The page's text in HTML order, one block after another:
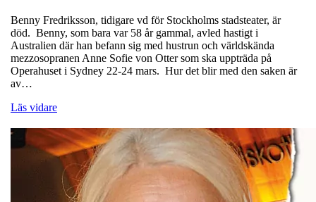
Benny Fredriksson, tidigare vd för Stockholms stadsteater, är
död. Benny, som bara var 58 år gammal, avled hastigt i
Australien där han befann sig med hustrun och världskända
mezzosopranen Anne Sofie von Otter som ska uppträda på
Operahuset i Sydney 22-24 mars. Hur det blir med den saken är
av…
Läs vidare